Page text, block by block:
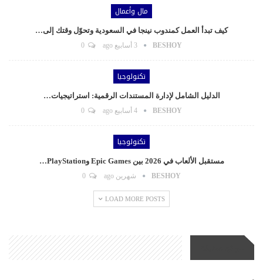
مال وأعمال
كيف تبدأ العمل كمندوب نينجا في السعودية وتحوّل وقتك إلى…
BESHOY 3 أسابيع ago
تكنولوجيا
الدليل الشامل لإدارة المستندات الرقمية: استراتيجيات…
BESHOY 4 أسابيع ago
تكنولوجيا
مستقبل الألعاب في 2026 بين Epic Games وPlayStation…
BESHOY شهرين ago
LOAD MORE POSTS